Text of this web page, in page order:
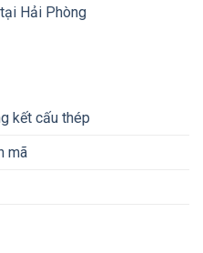
Hải Phòng
kết cấu thép
mã